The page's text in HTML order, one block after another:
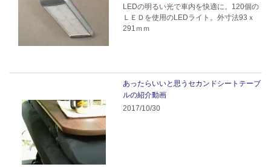
LEDの明るい光で車内を快適に。120個の
ＬＥＤを使用のLEDライト。外寸法93ｘ
291ｍｍ
あったらいいと思うセカンドシートテーブ
ルの紹介動画
2017/10/30